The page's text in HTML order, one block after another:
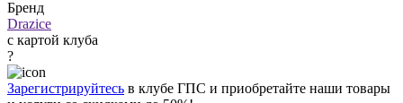
Бренд
Drazice
с картой клуба
?
Зарегистрируйтесь в клубе ГПС и приобретайте наши товары